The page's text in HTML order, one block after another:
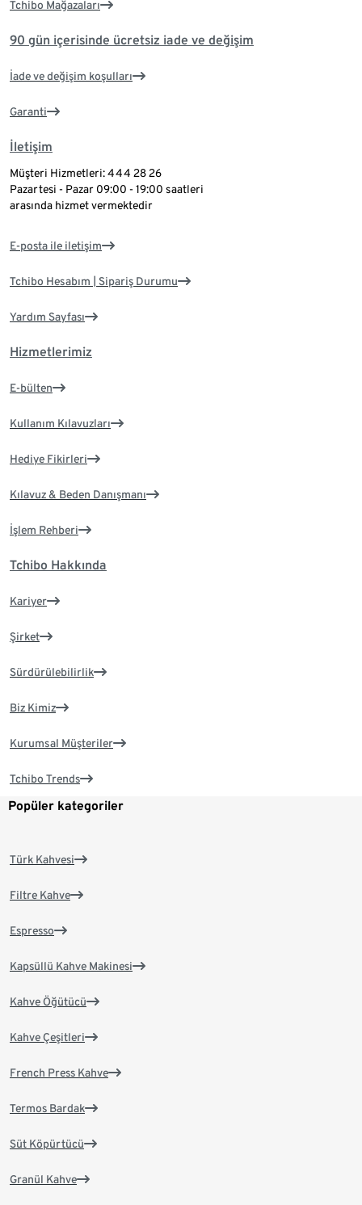
Tchibo Mağazaları
90 gün içerisinde ücretsiz iade ve değişim
İade ve değişim koşulları
Garanti
İletişim
Müşteri Hizmetleri: 444 28 26
Pazartesi - Pazar 09:00 - 19:00 saatleri
arasında hizmet vermektedir
E-posta ile iletişim
Tchibo Hesabım | Sipariş Durumu
Yardım Sayfası
Hizmetlerimiz
E-bülten
Kullanım Kılavuzları
Hediye Fikirleri
Kılavuz & Beden Danışmanı
İşlem Rehberi
Tchibo Hakkında
Kariyer
Şirket
Sürdürülebilirlik
Biz Kimiz
Kurumsal Müşteriler
Tchibo Trends
Popüler kategoriler
Türk Kahvesi
Filtre Kahve
Espresso
Kapsüllü Kahve Makinesi
Kahve Öğütücü
Kahve Çeşitleri
French Press Kahve
Termos Bardak
Süt Köpürtücü
Granül Kahve